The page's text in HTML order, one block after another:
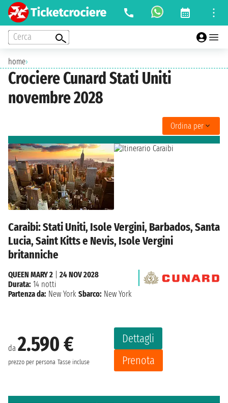
Cerca
home›
Crociere Cunard Stati Uniti
novembre 2028
Ordina per
Caraibi: Stati Uniti, Isole Vergini, Barbados, Santa
Lucia, Saint Kitts e Nevis, Isole Vergini
britanniche
da 2.590 €
prezzo per persona Tasse incluse
Dettagli
Prenota
QUEEN MARY 2
24 NOV 2028
Durata: 14 notti
Partenza da: New York Sbarco: New York